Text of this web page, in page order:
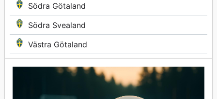
Södra Götaland
Södra Svealand
Västra Götaland